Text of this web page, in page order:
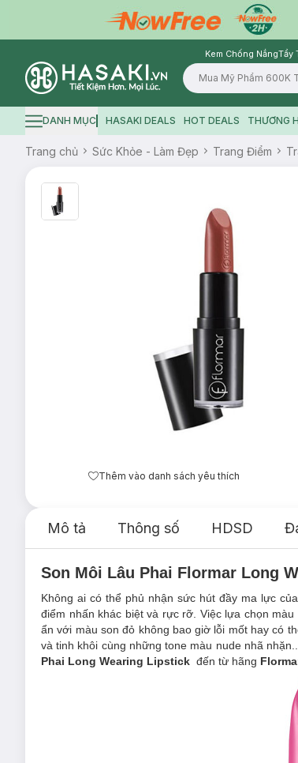
Kem Chống NắngTẩy
Logo
Hamburger icon
DANH MỤC HASAKI DEALS HOT DEALS THƯƠNG
Trang chủ Sức Khỏe - Làm Đẹp Trang Điểm
Thêm vào danh sách yêu thích
Mô tả Thông số HDSD
Son Môi Lâu Phai Flormar Long
Không ai có thể phủ nhận sức hút đầy ma lực
điểm nhấn khác biệt và rực rỡ. Việc lựa chọn
ẩn với màu son đỏ không bao giờ lỗi mốt hay có
và tinh khôi cùng những tone màu nude nhã
Phai Long Wearing Lipstick đến từ hãng